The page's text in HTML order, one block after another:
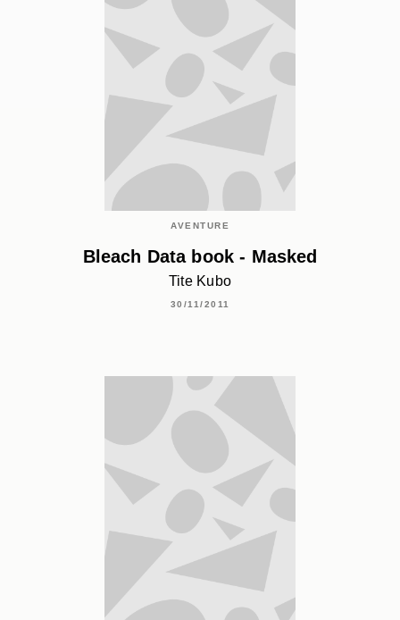
AVENTURE
Bleach Data book - Masked
Tite Kubo
30/11/2011